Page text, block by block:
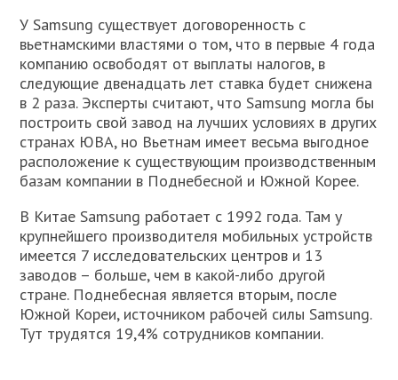
У Samsung существует договоренность с
вьетнамскими властями о том, что в первые 4 года
компанию освободят от выплаты налогов, в
следующие двенадцать лет ставка будет снижена
в 2 раза. Эксперты считают, что Samsung могла бы
построить свой завод на лучших условиях в других
странах ЮВА, но Вьетнам имеет весьма выгодное
расположение к существующим производственным
базам компании в Поднебесной и Южной Корее.
В Китае Samsung работает с 1992 года. Там у
крупнейшего производителя мобильных устройств
имеется 7 исследовательских центров и 13
заводов – больше, чем в какой-либо другой
стране. Поднебесная является вторым, после
Южной Кореи, источником рабочей силы Samsung.
Тут трудятся 19,4% сотрудников компании.